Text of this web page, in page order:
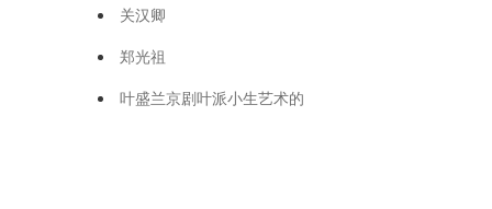
关汉卿
郑光祖
叶盛兰京剧叶派小生艺术的